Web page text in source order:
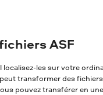
ASF
localisez-les sur votre
transformer des fichiers
pouvez transférer en